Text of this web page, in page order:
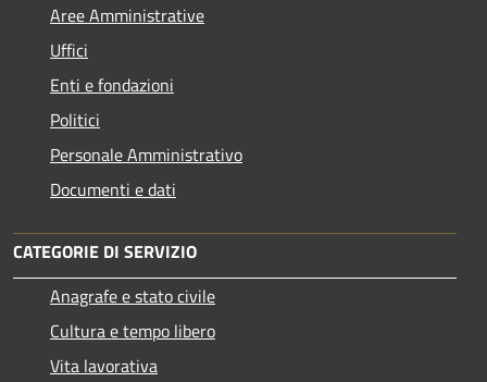
Aree Amministrative
Uffici
Enti e fondazioni
Politici
Personale Amministrativo
Documenti e dati
CATEGORIE DI SERVIZIO
Anagrafe e stato civile
Cultura e tempo libero
Vita lavorativa